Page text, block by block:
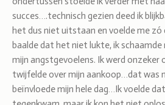
succes….technisch gezien deed ik
het dus niet uitstaan en voelde me
baalde dat het niet lukte, ik
mijn angstgevoelens. Ik werd onzeker
twijfelde over mijn aankoop…dat was
beïnvloede mijn hele dag…Ik voelde